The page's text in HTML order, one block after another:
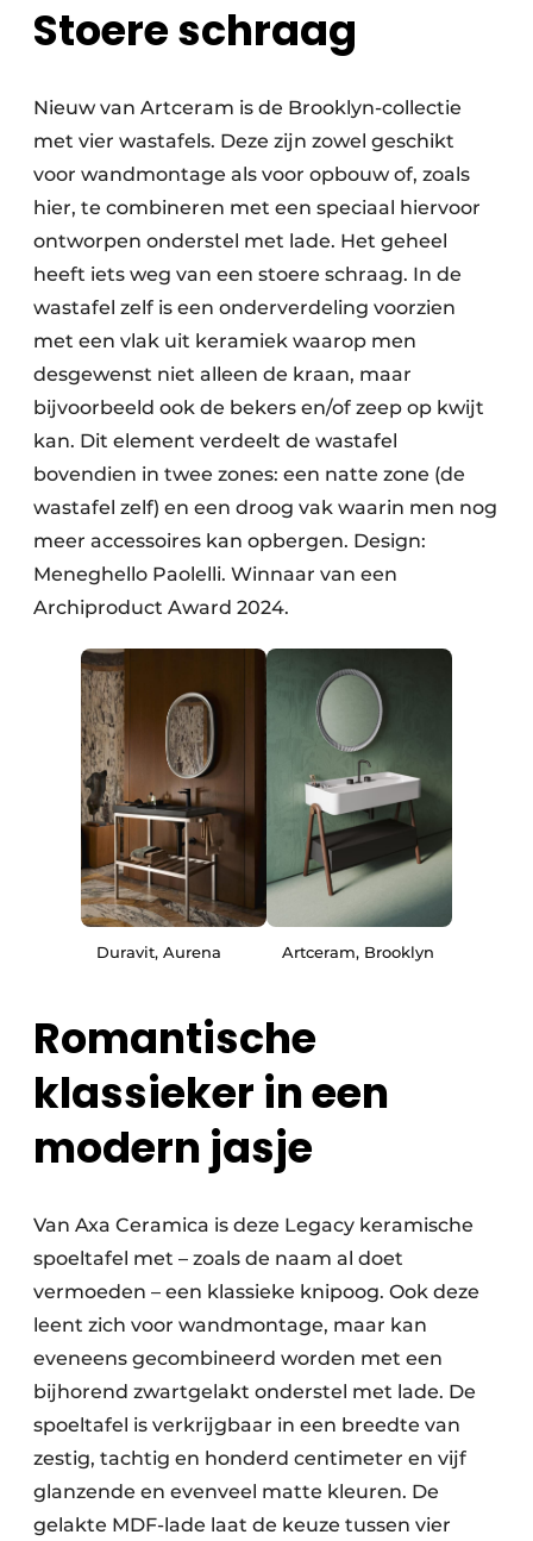
Stoere schraag
Nieuw van Artceram is de Brooklyn-collectie
met vier wastafels. Deze zijn zowel geschikt
voor wandmontage als voor opbouw of, zoals
hier, te combineren met een speciaal hiervoor
ontworpen onderstel met lade. Het geheel
heeft iets weg van een stoere schraag. In de
wastafel zelf is een onderverdeling voorzien
met een vlak uit keramiek waarop men
desgewenst niet alleen de kraan, maar
bijvoorbeeld ook de bekers en/of zeep op kwijt
kan. Dit element verdeelt de wastafel
bovendien in twee zones: een natte zone (de
wastafel zelf) en een droog vak waarin men nog
meer accessoires kan opbergen. Design:
Meneghello Paolelli. Winnaar van een
Archiproduct Award 2024.
Duravit, Aurena Artceram, Brooklyn
Romantische
klassieker in een
modern jasje
Van Axa Ceramica is deze Legacy keramische
spoeltafel met – zoals de naam al doet
vermoeden – een klassieke knipoog. Ook deze
leent zich voor wandmontage, maar kan
eveneens gecombineerd worden met een
bijhorend zwartgelakt onderstel met lade. De
spoeltafel is verkrijgbaar in een breedte van
zestig, tachtig en honderd centimeter en vijf
glanzende en evenveel matte kleuren. De
gelakte MDF-lade laat de keuze tussen vier